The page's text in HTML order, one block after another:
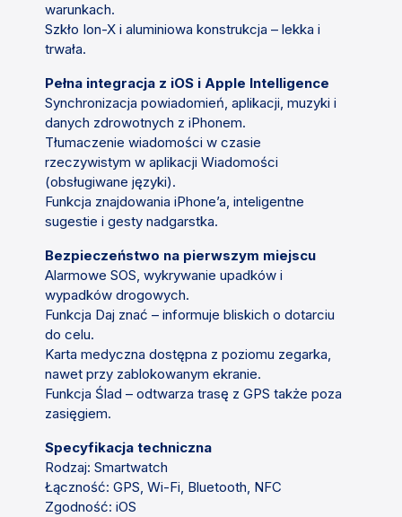
warunkach.
Szkło Ion-X i aluminiowa konstrukcja – lekka i
trwała.
Pełna integracja z iOS i Apple Intelligence
Synchronizacja powiadomień, aplikacji, muzyki i
danych zdrowotnych z iPhonem.
Tłumaczenie wiadomości w czasie
rzeczywistym w aplikacji Wiadomości
(obsługiwane języki).
Funkcja znajdowania iPhone’a, inteligentne
sugestie i gesty nadgarstka.
Bezpieczeństwo na pierwszym miejscu
Alarmowe SOS, wykrywanie upadków i
wypadków drogowych.
Funkcja Daj znać – informuje bliskich o dotarciu
do celu.
Karta medyczna dostępna z poziomu zegarka,
nawet przy zablokowanym ekranie.
Funkcja Ślad – odtwarza trasę z GPS także poza
zasięgiem.
Specyfikacja techniczna
Rodzaj: Smartwatch
Łączność: GPS, Wi-Fi, Bluetooth, NFC
Zgodność: iOS